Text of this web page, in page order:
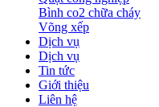
Bình co2 chữa cháy
Võng xếp
Dịch vụ
Dịch vụ
Tin tức
Giới thiệu
Liên hệ